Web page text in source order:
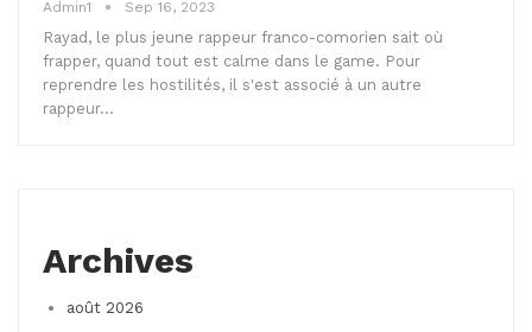
Admin1 Sep 16, 2023
Rayad, le plus jeune rappeur franco-comorien sait où
frapper, quand tout est calme dans le game. Pour
reprendre les hostilités, il s'est associé à un autre
rappeur…
Archives
août 2026